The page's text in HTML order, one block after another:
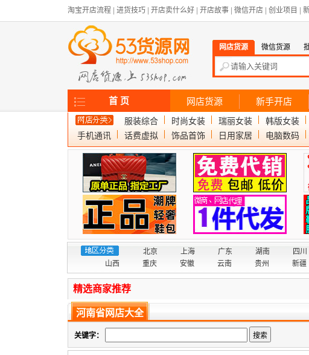
淘宝开店流程 进货技巧 开店卖什么好 开店故事 微信开店 创业项目
网店货源 微信货源
首 页 网店货源 新手开店
服装综合
时尚女装 瑞丽女装 韩版女装
手机通讯
话费虚拟 饰品首饰 日用家居 电脑数码
北京 上海 广东 湖南 四川
山西
重庆 安徽 云南 贵州 新疆
精选商家推荐
河南省网店大全
关键字：